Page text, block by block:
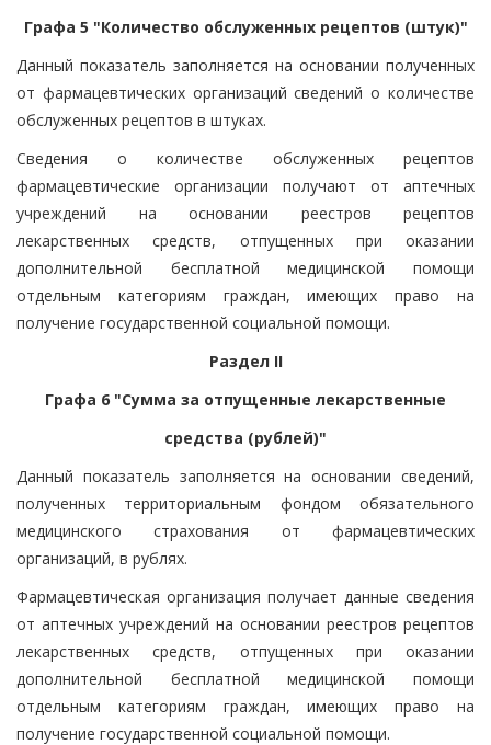
Графа 5 "Количество обслуженных рецептов (штук)"
Данный показатель заполняется на основании полученных
от фармацевтических организаций сведений о количестве
обслуженных рецептов в штуках.
Сведения о количестве обслуженных рецептов
фармацевтические организации получают от аптечных
учреждений на основании реестров рецептов
лекарственных средств, отпущенных при оказании
дополнительной бесплатной медицинской помощи
отдельным категориям граждан, имеющих право на
получение государственной социальной помощи.
Раздел II
Графа 6 "Сумма за отпущенные лекарственные
средства (рублей)"
Данный показатель заполняется на основании сведений,
полученных территориальным фондом обязательного
медицинского страхования от фармацевтических
организаций, в рублях.
Фармацевтическая организация получает данные сведения
от аптечных учреждений на основании реестров рецептов
лекарственных средств, отпущенных при оказании
дополнительной бесплатной медицинской помощи
отдельным категориям граждан, имеющих право на
получение государственной социальной помощи.